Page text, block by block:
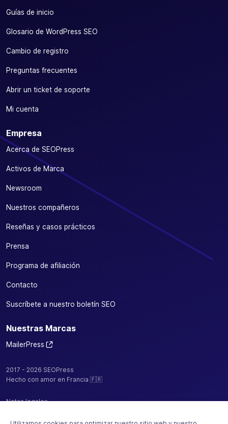
Guías de inicio
Glosario de WordPress SEO
Cambio de registro
Preguntas frecuentes
Abrir un ticket de soporte
Mi cuenta
Empresa
Acerca de SEOPress
Activos de Marca
Newsroom
Nuestros compañeros
Reseñas y casos prácticos
Prensa
Programa de afiliación
Contacto
Suscríbete a nuestro boletín SEO
Nuestras Marcas
MailerPress
2017 - 2026 SEOPress
Hecho con amor en Francia 🇫🇷
Notas legales
Política de confidencialidad / cookies